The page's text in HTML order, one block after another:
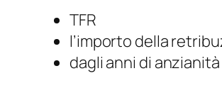
TFR
l’importo della
dagli anni di anzianità